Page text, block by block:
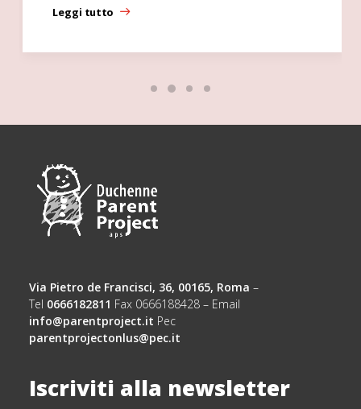
Leggi tutto
Via Pietro de Francisci, 36, 00165, Roma –
Tel 0666182811 Fax 0666188428 – Email
info@parentproject.it Pec
parentprojectonlus@pec.it
Iscriviti alla newsletter